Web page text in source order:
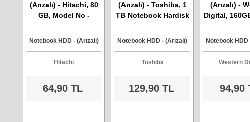
(Arızalı) - Hitachi, 80
GB, Model No -
Sata Harddisk
Notebook HDD - (Arızalı)
Hitachi
64,90 TL
(Arızalı) - Toshiba, 1
TB Notebook Hardisk
MQ04ABF100
Notebook HDD - (Arızalı)
Toshiba
129,90 TL
(Arızalı) -
Digital,
Sata
Notebook HDD
Western
94,90